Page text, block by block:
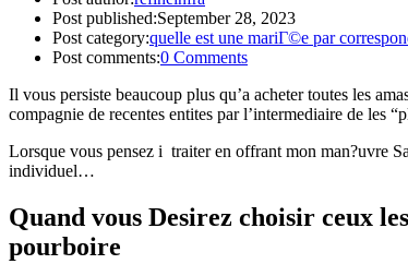
Post published:September 28, 2023
Post category:quelle est une mariГ©e par
Post comments:0 Comments
Il vous persiste beaucoup plus qu’a acheter toutes les
compagnie de recentes entites par l’intermediaire de les
Lorsque vous pensez i traiter en offrant mon man?uvre
individuel…
Quand vous Desirez choisir ceux
pourboire